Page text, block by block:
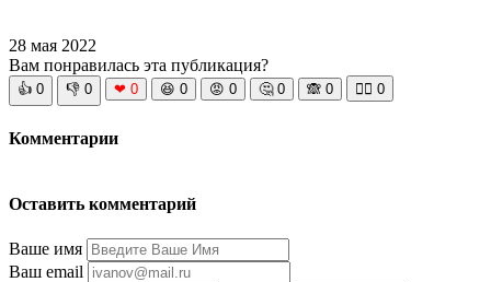
28 мая 2022
Вам понравилась эта публикация?
👍 0 👎 0 ❤ 0 😆 0 😡 0 🤔 0 🙈 0 🧘‍♀️ 0
Комментарии
Оставить комментарий
Ваше имя
Ваш email